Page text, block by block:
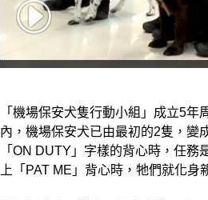
「機場保安犬隻行動小組」成立5
內，機場保安犬已由最初的2隻，變
「ON DUTY」字樣的背心時，任
上「PAT ME」背心時，牠們就化